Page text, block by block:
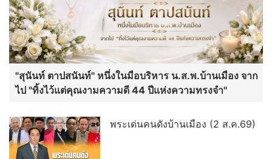
พิธีมอบรางวัลธรรมจักรบูชา ปี ๖๙ ผู้
ทำคุณประโยชน์ต่อพระพุทธศาสนา
พระเด่นคนดังบ้านเมือง (26 ก.ค.69)